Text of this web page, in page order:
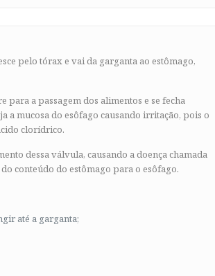
pelo tórax e vai da garganta ao estômago,
para a passagem dos alimentos e se fecha
a mucosa do esôfago causando irritação, pois o
clorídrico.
dessa válvula, causando a doença chamada
conteúdo do estômago para o esôfago.
até a garganta;